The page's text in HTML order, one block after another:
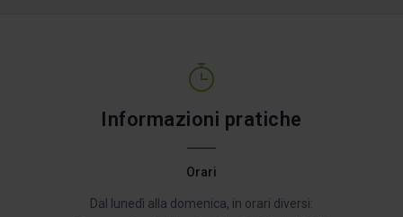
Informazioni pratiche
Orari
Dal lunedì alla domenica, in orari diversi: